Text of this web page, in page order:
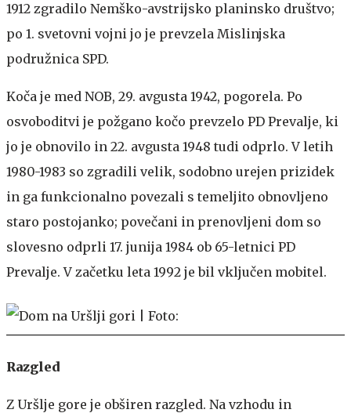
1912 zgradilo Nemško-avstrijsko planinsko društvo;
po 1. svetovni vojni jo je prevzela Mislinjska
podružnica SPD.
Koča je med NOB, 29. avgusta 1942, pogorela. Po
osvoboditvi je požgano kočo prevzelo PD Prevalje, ki
jo je obnovilo in 22. avgusta 1948 tudi odprlo. V letih
1980-1983 so zgradili velik, sodobno urejen prizidek
in ga funkcionalno povezali s temeljito obnovljeno
staro postojanko; povečani in prenovljeni dom so
slovesno odprli 17. junija 1984 ob 65-letnici PD
Prevalje. V začetku leta 1992 je bil vključen mobitel.
Razgled
Z Uršlje gore je obširen razgled. Na vzhodu in